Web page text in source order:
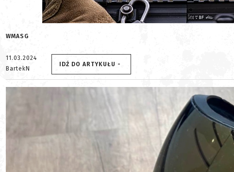
WMASG
11.03.2024
BartekN
IDŹ DO ARTYKUŁU -